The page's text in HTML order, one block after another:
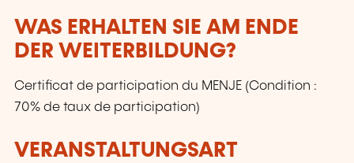
WAS ERHALTEN SIE AM ENDE
DER WEITERBILDUNG?
Certificat de participation du MENJE (Condition :
70% de taux de participation)
VERANSTALTUNGSART